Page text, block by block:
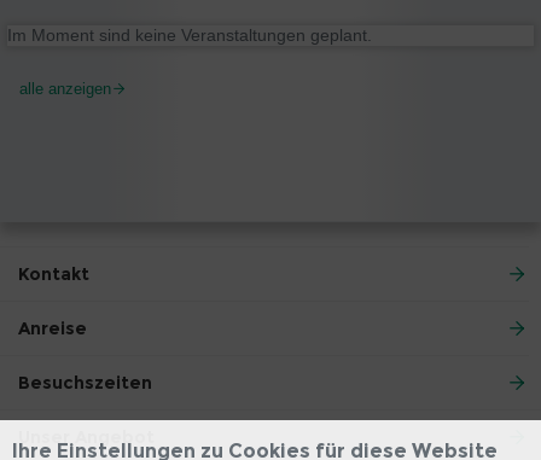
Im Moment sind keine Veranstaltungen geplant.
alle anzeigen
Kontakt
Anreise
Besuchszeiten
Ihre Einstellungen zu Cookies für diese Website